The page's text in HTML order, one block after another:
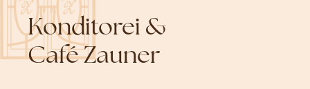
Konditorei &
Café Zauner